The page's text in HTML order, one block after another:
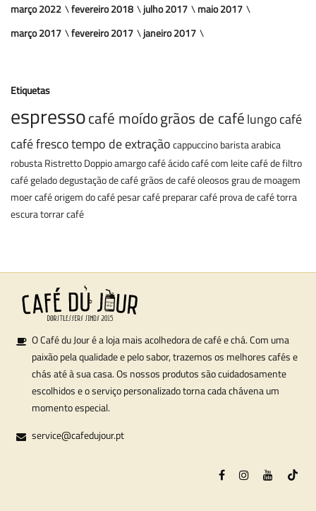
março 2022
fevereiro 2018 julho 2017
maio 2017
março 2017
fevereiro 2017 janeiro 2017
Etiquetas
espressocafé moídogrãos de cafélungocafé
café frescotempo de extraçãocappuccinobaristaarabica
robustaRistrettoDoppioamargocafé ácidocafé com leitecafé de filtro
café geladodegustação de cafégrãos de café oleososgrau de moagem
moer caféorigem do cafépesar cafépreparar caféprova de cafétorra
escuratorrar café
O Café du Jour é a loja mais acolhedora de café e chá. Com uma
paixão pela qualidade e pelo sabor, trazemos os melhores cafés e
chás até à sua casa. Os nossos produtos são cuidadosamente
escolhidos e o serviço personalizado torna cada chávena um
momento especial.
service@cafedujour.pt